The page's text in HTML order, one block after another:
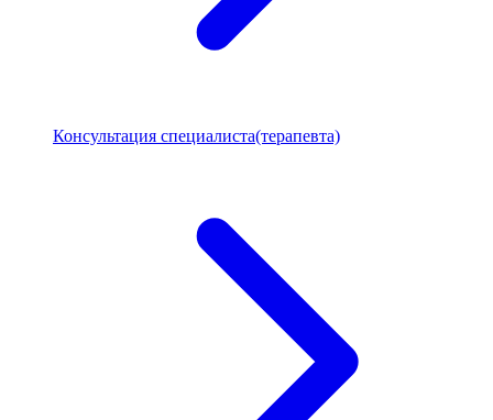
Консультация специалиста(терапевта)